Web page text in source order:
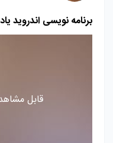
برنامه نویسی اندروید
قابل